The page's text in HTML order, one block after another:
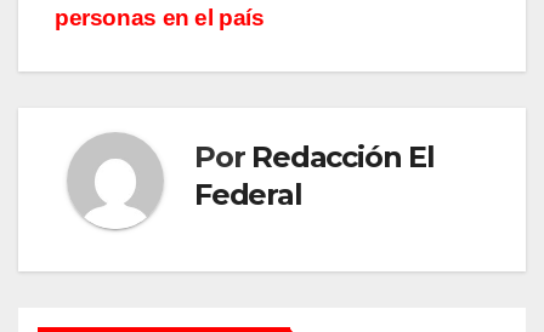
personas en el país
Por Redacción El
Federal